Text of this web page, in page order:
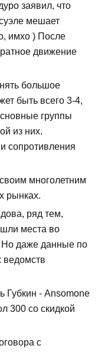
заявил, что
мешает
имхо ) После
движение
большое
быть всего 3-4,
группы
из них.
сопротивления
многолетним
рынках.
ряд тем,
места во
Но даже данные по
ведомств
Губкин - Ansomone
300 со скидкой
с